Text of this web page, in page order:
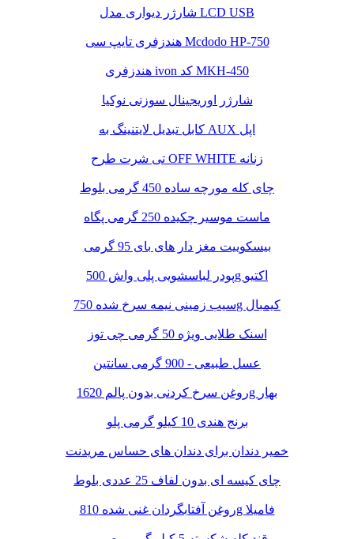
شارژر دیواری مدل LCD USB
هندزفری تایپ سی Mcdodo HP-750
هندزفری ivon کد MKH-450
شارژر اوریجینال سوزنی نوکیا
کابل تبدیل لایتنینگ به AUX اپل
تی شرت طرح OFF WHITE زنانه
چای کله مورچه ساده 450 گرمی بلوط
ماست موسیر چکیده 250 گرمی پگاه
بیسکوییت مغز دار های بای 95 گرمی
پودر لباسشویی پلی واش 500g اکتیو
سیب زمینی نیمه سرخ شده 750g کیمبال
اسنک طلایی ویژه 50 گرمی چی توز
عسل طبیعی - 900 گرمی سانتین
روغن سرخ کردنی بدون پالم 1620g بهار
برنج هندی 10 کیلو گرمی پلو
خمیر دندان برای دندان های حساس مریدنت
چای کیسه ای بدون لفاف 25 عددی بلوط
روغن آفتابگردان غنی شده 810g فامیلا